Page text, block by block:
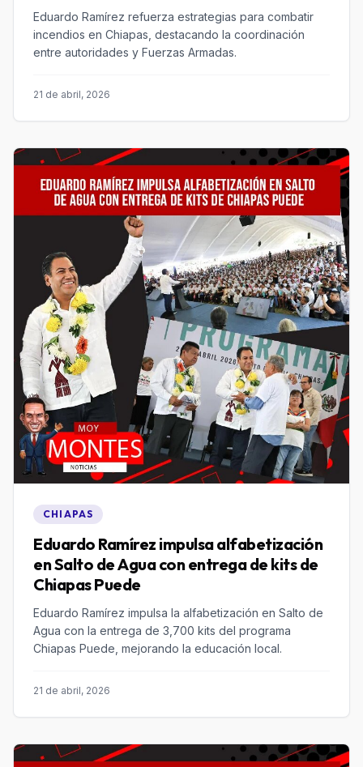
Eduardo Ramírez refuerza estrategias para combatir
incendios en Chiapas, destacando la coordinación
entre autoridades y Fuerzas Armadas.
21 de abril, 2026
CHIAPAS
Eduardo Ramírez impulsa alfabetización
en Salto de Agua con entrega de kits de
Chiapas Puede
Eduardo Ramírez impulsa la alfabetización en Salto de
Agua con la entrega de 3,700 kits del programa
Chiapas Puede, mejorando la educación local.
21 de abril, 2026